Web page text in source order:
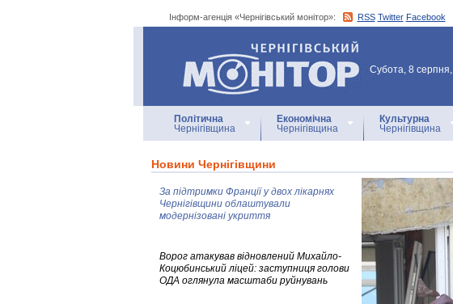
Інформ-агенція «Чернігівський монітор»: RSS Twitter Facebook
Інформ-агенція
«Чернігівський монітор»
Субота, 8 серпня,
Політична
Чернігівщина
Економічна
Чернігівщина
Культурна
Чернігівщина
Новини Чернігівщини
За підтримки Франції у двох лікарнях
Чернігівщини облаштували
модернізовані укриття
Ворог атакував відновлений Михайло-
Коцюбинський ліцей: заступниця голови
ОДА оглянула масштаби руйнувань